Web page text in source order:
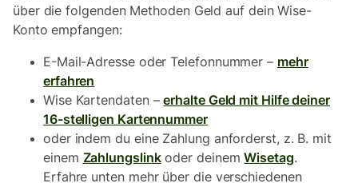
über die folgenden Methoden Geld auf dein Wise-
Konto empfangen:
E-Mail-Adresse oder Telefonnummer – mehr
erfahren
Wise Kartendaten –erhalte Geld mit Hilfe deiner
16-stelligen Kartennummer
oder indem du eine Zahlung anforderst, z. B. mit
einem Zahlungslinkoder deinemWisetag.
Erfahre unten mehr über die verschiedenen